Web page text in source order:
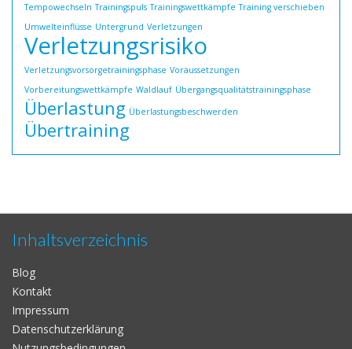
Tempowechseln Trainingspuls Trainingswettkämpfe Training verschieben
Umwelteinflüsse Untergrund Verletzungen
Verletzungsrisiko
Verletzungsvorsorgetrainingsphase Voraussetzungen
Vorbereitungswettkämpfe Waldlauf Übergangsqualitätstrainingsphase
Überlastung Überlastungsbeschwerden
Übertraining
Inhaltsverzeichnis
Blog
Kontakt
Impressum
Datenschutzerklärung